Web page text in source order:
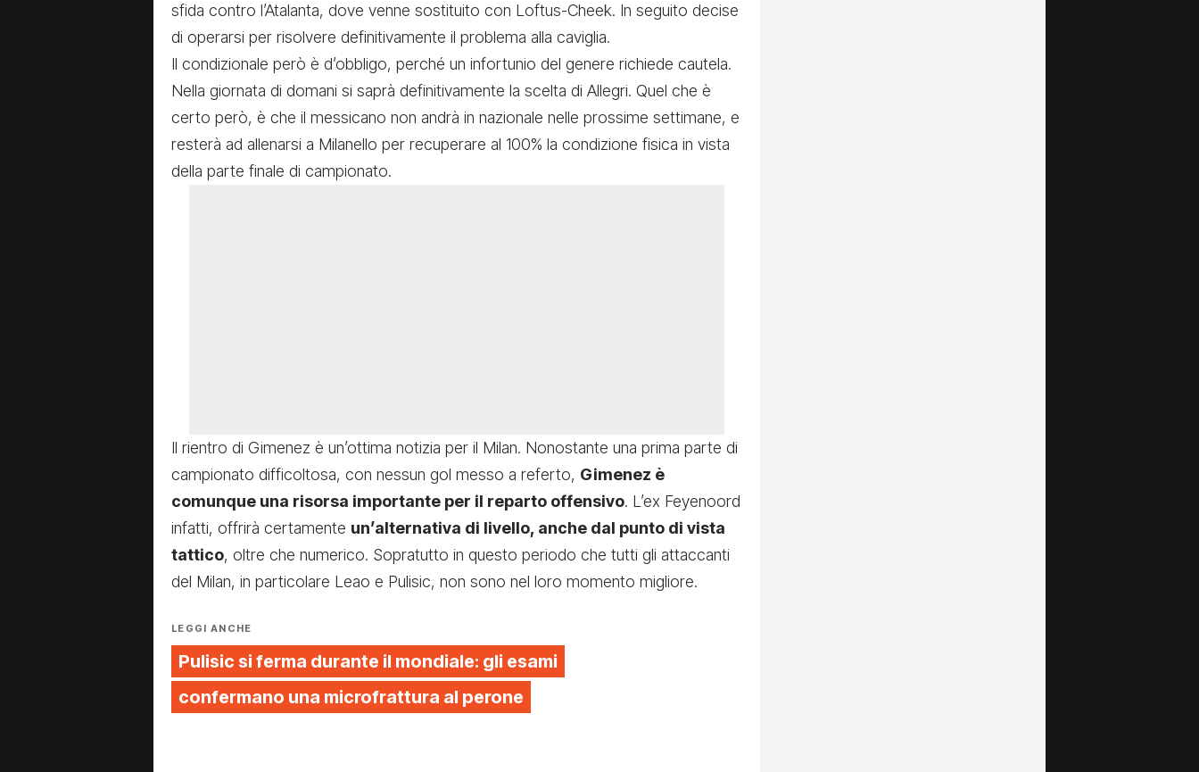
sfida contro l’Atalanta, dove venne sostituito con Loftus-Cheek. In seguito decise
di operarsi per risolvere definitivamente il problema alla caviglia.
Il condizionale però è d’obbligo, perché un infortunio del genere richiede cautela.
Nella giornata di domani si saprà definitivamente la scelta di Allegri. Quel che è
certo però, è che il messicano non andrà in nazionale nelle prossime settimane, e
resterà ad allenarsi a Milanello per recuperare al 100% la condizione fisica in vista
della parte finale di campionato.
Il rientro di Gimenez è un’ottima notizia per il Milan. Nonostante una prima parte di
campionato difficoltosa, con nessun gol messo a referto, Gimenez è
comunque una risorsa importante per il reparto offensivo. L’ex Feyenoord
infatti, offrirà certamente un’alternativa di livello, anche dal punto di vista
tattico, oltre che numerico. Sopratutto in questo periodo che tutti gli attaccanti
del Milan, in particolare Leao e Pulisic, non sono nel loro momento migliore.
LEGGI ANCHE
Pulisic si ferma durante il mondiale: gli esami
confermano una microfrattura al perone